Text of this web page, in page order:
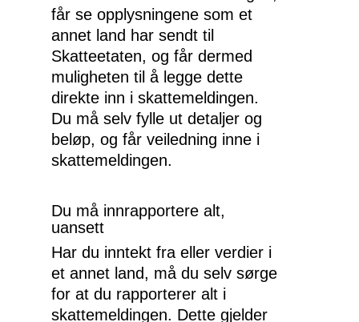
får se opplysningene som et
annet land har sendt til
Skatteetaten, og får dermed
muligheten til å legge dette
direkte inn i skattemeldingen.
Du må selv fylle ut detaljer og
beløp, og får veiledning inne i
skattemeldingen.
Du må innrapportere alt,
uansett
Har du inntekt fra eller verdier i
et annet land, må du selv sørge
for at du rapporterer alt i
skattemeldingen. Dette gjelder
NO
Kompetanse
Om oss